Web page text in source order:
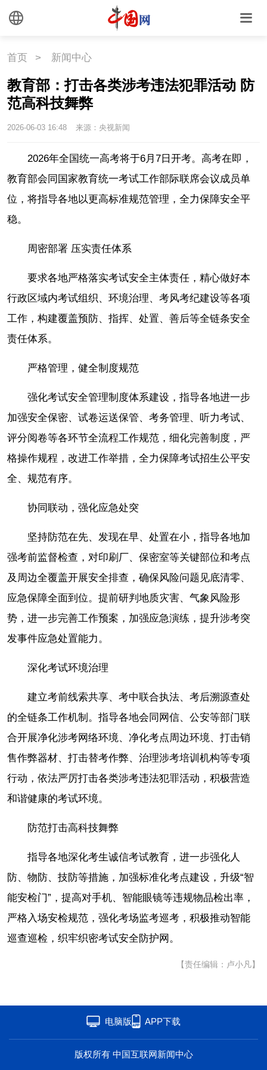
首页 > 新闻中心
教育部：打击各类涉考违法犯罪活动 防
范高科技舞弊
2026-06-03 16:48 来源：央视新闻
2026年全国统一高考将于6月7日开考。高考在即，
教育部会同国家教育统一考试工作部际联席会议成员单
位，将指导各地以更高标准规范管理，全力保障安全平
稳。
周密部署 压实责任体系
要求各地严格落实考试安全主体责任，精心做好本
行政区域内考试组织、环境治理、考风考纪建设等各项
工作，构建覆盖预防、指挥、处置、善后等全链条安全
责任体系。
严格管理，健全制度规范
强化考试安全管理制度体系建设，指导各地进一步
加强安全保密、试卷运送保管、考务管理、听力考试、
评分阅卷等各环节全流程工作规范，细化完善制度，严
格操作规程，改进工作举措，全力保障考试招生公平安
全、规范有序。
协同联动，强化应急处突
坚持防范在先、发现在早、处置在小，指导各地加
强考前监督检查，对印刷厂、保密室等关键部位和考点
及周边全覆盖开展安全排查，确保风险问题见底清零、
应急保障全面到位。提前研判地质灾害、气象风险形
势，进一步完善工作预案，加强应急演练，提升涉考突
发事件应急处置能力。
深化考试环境治理
建立考前线索共享、考中联合执法、考后溯源查处
的全链条工作机制。指导各地会同网信、公安等部门联
合开展净化涉考网络环境、净化考点周边环境、打击销
售作弊器材、打击替考作弊、治理涉考培训机构等专项
行动，依法严厉打击各类涉考违法犯罪活动，积极营造
和谐健康的考试环境。
防范打击高科技舞弊
指导各地深化考生诚信考试教育，进一步强化人
防、物防、技防等措施，加强标准化考点建设，升级“智
能安检门”，提高对手机、智能眼镜等违规物品检出率，
严格入场安检规范，强化考场监考巡考，积极推动智能
巡查巡检，织牢织密考试安全防护网。
【责任编辑：卢小凡】
电脑版 APP下载
版权所有 中国互联网新闻中心